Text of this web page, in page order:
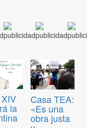
la
Casa TEA:
«Es una
obra justa